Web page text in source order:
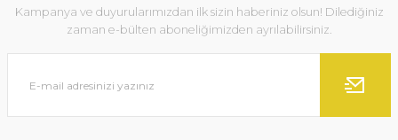
Kampanya ve duyurularımızdan ilk sizin haberiniz olsun! Dilediğiniz
zaman e-bülten aboneliğimizden ayrılabilirsiniz.